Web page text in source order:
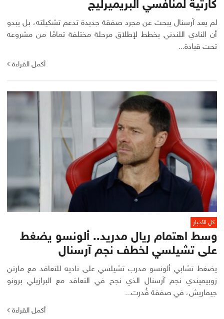
كارثية لمنافسي البريميرليج
لم يعد آرسنال يبحث عن مجرد صفقة جديدة تدعم تشكيلته، بل يبدو
أن النادي اللندني يخطط لإطلاق مرحلة مختلفة تمامًا من مشروعه
تحت قيادة...
أكمل القراءة
كل الأخبار
وسط اهتمام ريال مدريد.. ألونسو يضغط
على تشيلسي لخطف نجم آرسنال
يضغط تشابي ألونسو مدرب تشيلسي على ناديه للتعاقد مع مارتن
زوبيميندي نجم آرسنال الذي نجح في التعاقد مع البرازيلي برونو
جيماريش، في صفقة قُدرت...
أكمل القراءة